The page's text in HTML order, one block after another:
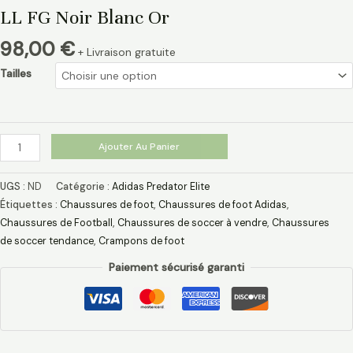
LL FG Noir Blanc Or
98,00 € + Livraison gratuite
Tailles
Ajouter Au Panier
UGS : ND Catégorie : Adidas Predator Elite
Étiquettes : Chaussures de foot, Chaussures de foot Adidas​,
Chaussures de Football , Chaussures de soccer à vendre, Chaussures
de soccer tendance, Crampons de foot
Paiement sécurisé garanti